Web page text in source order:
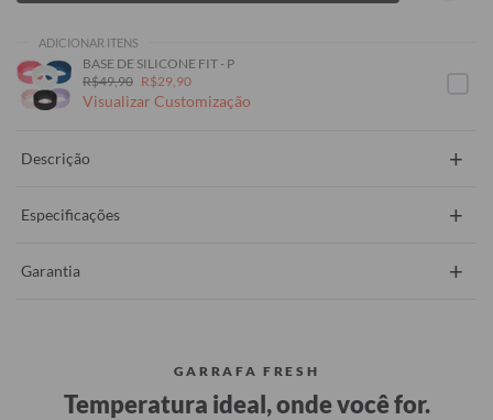
ADICIONAR ITENS
BASE DE SILICONE FIT - P
R$49,90 R$29,90
Visualizar Customização
Descrição +
Especificações +
Garantia +
GARRAFA FRESH
Temperatura ideal, onde você for.